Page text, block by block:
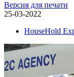
Версия для печати
25-03-2022
HouseHold